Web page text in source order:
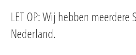
LET OP: Wij hebben meerdere
Nederland.